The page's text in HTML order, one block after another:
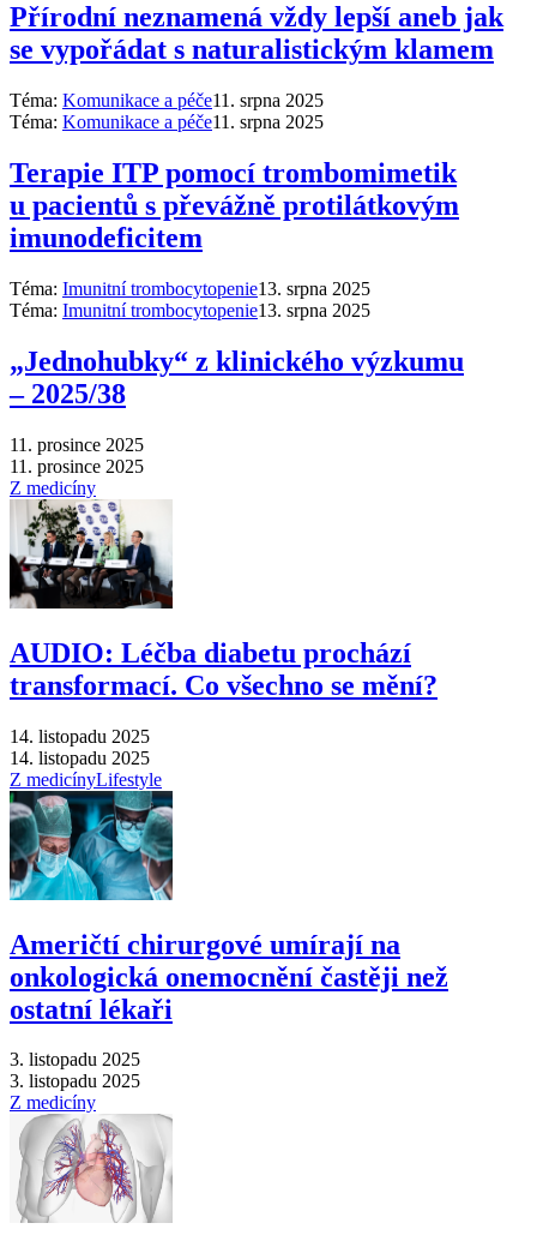
Přírodní neznamená vždy lepší aneb jak
se vypořádat s naturalistickým klamem
Téma: Komunikace a péče11. srpna 2025
Téma: Komunikace a péče11. srpna 2025
Terapie ITP pomocí trombomimetik
u pacientů s převážně protilátkovým
imunodeficitem
Téma: Imunitní trombocytopenie13. srpna 2025
Téma: Imunitní trombocytopenie13. srpna 2025
„Jednohubky“ z klinického výzkumu
–⁠ 2025/38
11. prosince 2025
11. prosince 2025
Z medicíny
AUDIO: Léčba diabetu prochází
transformací. Co všechno se mění?
14. listopadu 2025
14. listopadu 2025
Z medicínyLifestyle
Američtí chirurgové umírají na
onkologická onemocnění častěji než
ostatní lékaři
3. listopadu 2025
3. listopadu 2025
Z medicíny